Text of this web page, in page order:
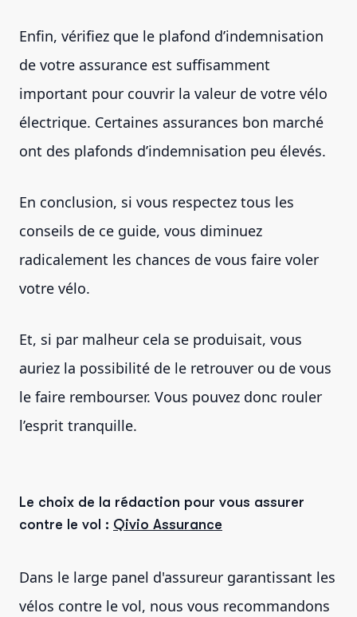
Enfin, vérifiez que le plafond d’indemnisation
de votre assurance est suffisamment
important pour couvrir la valeur de votre vélo
électrique. Certaines assurances bon marché
ont des plafonds d’indemnisation peu élevés.
En conclusion, si vous respectez tous les
conseils de ce guide, vous diminuez
radicalement les chances de vous faire voler
votre vélo.
Et, si par malheur cela se produisait, vous
auriez la possibilité de le retrouver ou de vous
le faire rembourser. Vous pouvez donc rouler
l’esprit tranquille.
Le choix de la rédaction pour vous assurer
contre le vol : Qivio Assurance
Dans le large panel d'assureur garantissant les
vélos contre le vol, nous vous recommandons